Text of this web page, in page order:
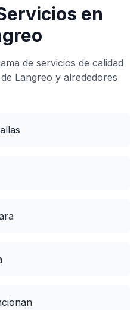
en
de servicios de calidad
Langreo y alrededores